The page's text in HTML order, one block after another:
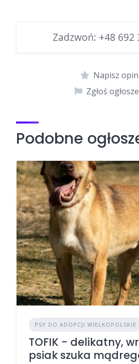
Zadzwoń: +48 692
Napisz
Zgłoś
Podobne
PSY DO ADOPCJI WIELKOPOLSKIE
TOFIK - delikatny,
psiak szuka